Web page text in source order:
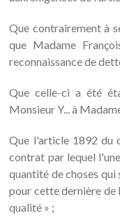
Que contrairement à
que Madame
reconnaissance de
Que celle-ci a été
Monsieur Y... à
Que l'article 1892 du
contrat par lequel
quantité de choses qui
pour cette dernière de
qualité » ;